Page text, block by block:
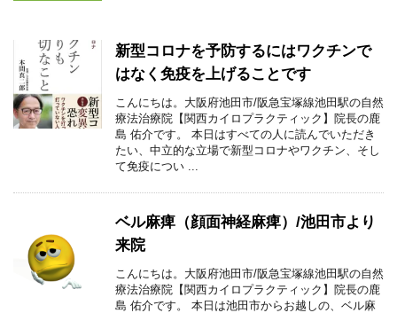
新型コロナを予防するにはワクチンで
はなく免疫を上げることです
こんにちは。大阪府池田市/阪急宝塚線池田駅の自然
療法治療院【関西カイロプラクティック】院長の鹿
島 佑介です。 本日はすべての人に読んでいただき
たい、中立的な立場で新型コロナやワクチン、そし
て免疫につい ...
ベル麻痺（顔面神経麻痺）/池田市より
来院
こんにちは。大阪府池田市/阪急宝塚線池田駅の自然
療法治療院【関西カイロプラクティック】院長の鹿
島 佑介です。 本日は池田市からお越しの、ベル麻